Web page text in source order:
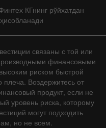
КГнинг рўйхатдан
связаны с той или
финансовыми
риском быстрой
плеча. Воздержитесь от
продукт, если не
уровень риска, которому
могут подходить
но не всем.